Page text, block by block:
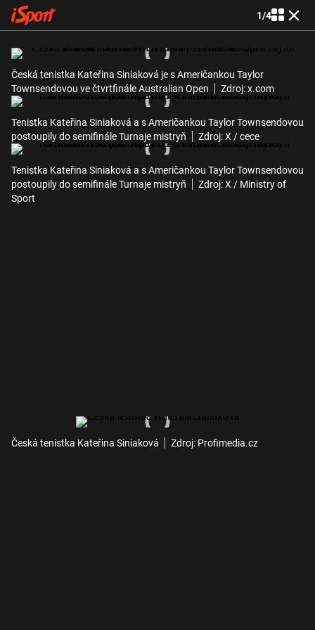
1/4
Česká tenistka Kateřina Siniaková je s Američankou Taylor
Townsendovou ve čtvrtfinále Australian Open
Zdroj: x.com
Tenistka Kateřina Siniaková a s Američankou Taylor Townsendovou
postoupily do semifinále Turnaje mistryň
Zdroj: X / cece
Tenistka Kateřina Siniaková a s Američankou Taylor Townsendovou
postoupily do semifinále Turnaje mistryň
Zdroj: X / Ministry of
Sport
Česká tenistka Kateřina Siniaková Zdroj: Profimedia.cz